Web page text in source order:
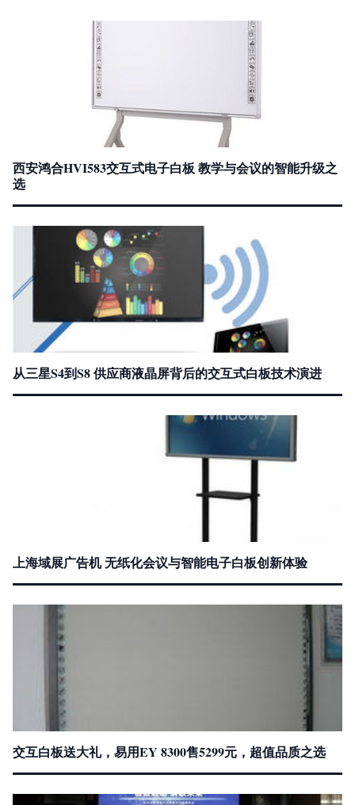
西安鸿合HVI583交互式电子白板 教学与会议的智能升级之
选
从三星S4到S8 供应商液晶屏背后的交互式白板技术演进
上海域展广告机 无纸化会议与智能电子白板创新体验
交互白板送大礼，易用EY 8300售5299元，超值品质之选